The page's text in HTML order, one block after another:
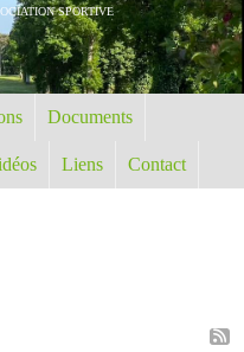
SPORTIVE
Documents
Liens Contact